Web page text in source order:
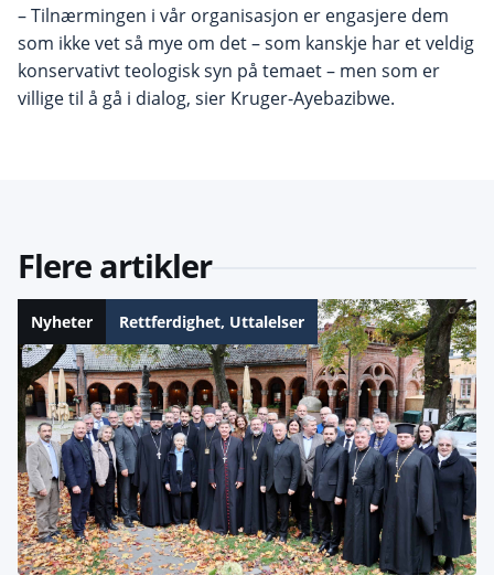
– Tilnærmingen i vår organisasjon er engasjere dem
som ikke vet så mye om det – som kanskje har et veldig
konservativt teologisk syn på temaet – men som er
villige til å gå i dialog, sier Kruger-Ayebazibwe.
Flere artikler
Nyheter Rettferdighet, Uttalelser